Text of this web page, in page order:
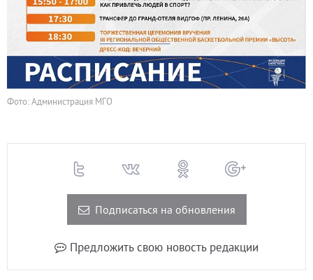
Фото: Администрация МГО
Подписаться на обновления
Предложить свою новость редакции